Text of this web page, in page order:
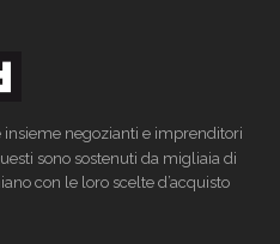
negozianti e imprenditori
sono sostenuti da migliaia di
con le loro scelte d’acquisto